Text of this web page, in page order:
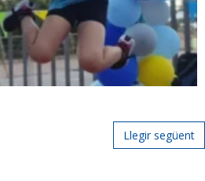
Llegir següent